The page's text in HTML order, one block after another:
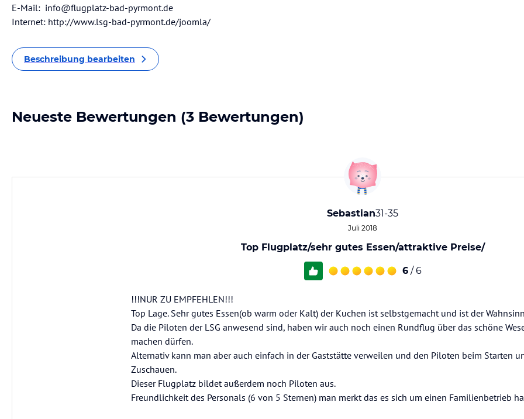
E-Mail: info@flugplatz-bad-pyrmont.de
Internet: http://www.lsg-bad-pyrmont.de/joomla/
Beschreibung bearbeiten
Neueste Bewertungen (3 Bewertungen)
Sebastian31-35
Juli 2018
Top Flugplatz/sehr gutes Essen/attraktive Preise/
6 / 6
!!!NUR ZU EMPFEHLEN!!!
Top Lage. Sehr gutes Essen(ob warm oder Kalt) der Kuchen ist selbstgemacht und ist der
Da die Piloten der LSG anwesend sind, haben wir auch noch einen Rundflug über das schöne
machen dürfen.
Alternativ kann man aber auch einfach in der Gaststätte verweilen und den Piloten beim Starten
Zuschauen.
Dieser Flugplatz bildet außerdem noch Piloten aus.
Freundlichkeit des Personals (6 von 5 Sternen) man merkt das es sich um einen Familienbetrieb